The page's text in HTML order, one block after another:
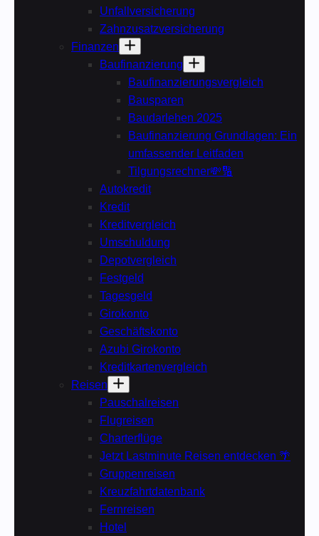
Unfallversicherung
Zahnzusatzversicherung
Finanzen
Baufinanzierung
Baufinanzierungsvergleich
Bausparen
Baudarlehen 2025
Baufinanzierung Grundlagen: Ein
umfassender Leitfaden
Tilgungsrechner💸🔢
Autokredit
Kredit
Kreditvergleich
Umschuldung
Depotvergleich
Festgeld
Tagesgeld
Girokonto
Geschäftskonto
Azubi Girokonto
Kreditkartenvergleich
Reisen
Pauschalreisen
Flugreisen
Charterflüge
Jetzt Lastminute Reisen entdecken 🌴
Gruppenreisen
Kreuzfahrtdatenbank
Fernreisen
Hotel